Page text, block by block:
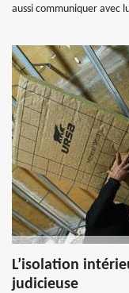
aussi communiquer avec
L’isolation
judicieuse